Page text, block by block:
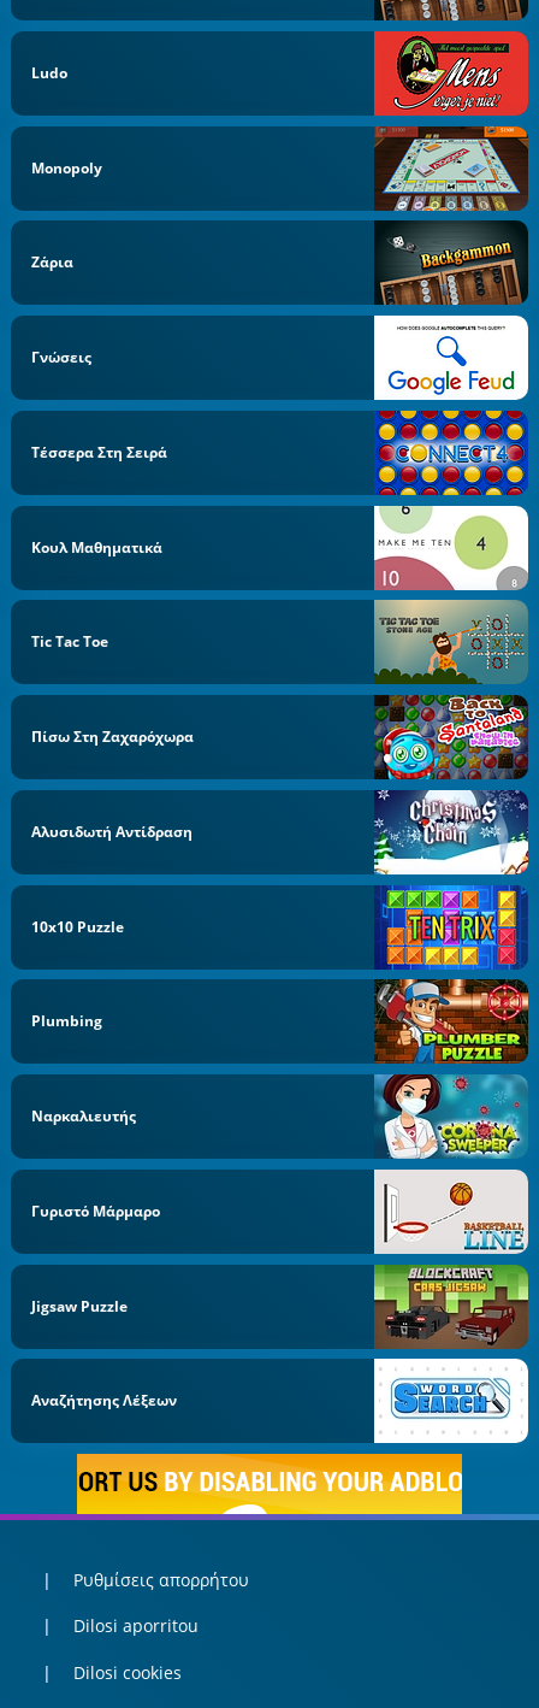
Ludo
Monopoly
Ζάρια
Γνώσεις
Τέσσερα Στη Σειρά
Κουλ Μαθηματικά
Tic Tac Toe
Πίσω Στη Ζαχαρόχωρα
Αλυσιδωτή Αντίδραση
10x10 Puzzle
Plumbing
Ναρκαλιευτής
Γυριστό Μάρμαρο
Jigsaw Puzzle
Αναζήτησης Λέξεων
Ρυθμίσεις απορρήτου
Dilosi aporritou
Dilosi cookies